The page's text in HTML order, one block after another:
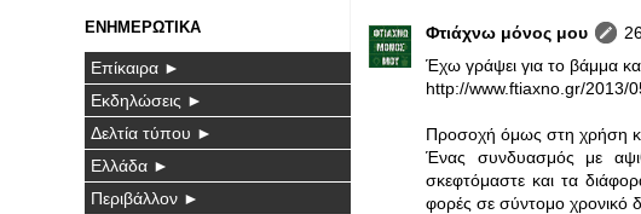
Φτιάχνω μόνος μου
Έχω γράψει για το βάμμα
http://www.ftiaxno.gr/2013/
Προσοχή όμως στη χρήση
Ένας συνδυασμός με
σκεφτόμαστε και τα
φορές σε σύντομο χρονικό
ΕΝΗΜΕΡΩΤΙΚΑ
Επίκαιρα ►
Εκδηλώσεις ►
Δελτία τύπου ►
Ελλάδα ►
Περιβάλλον ►